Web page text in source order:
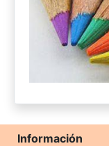
Información